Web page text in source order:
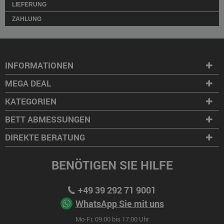
LIEFERUNG
ZAHLUNG
INFORMATIONEN
MEGA DEAL
KATEGORIEN
BETT ABMESSUNGEN
DIREKTE BERATUNG
BENÖTIGEN SIE HILFE
+49 39 292 71 9001
WhatsApp Sie mit uns
Mo-Fr. 09:00 bis 17:00 Uhr